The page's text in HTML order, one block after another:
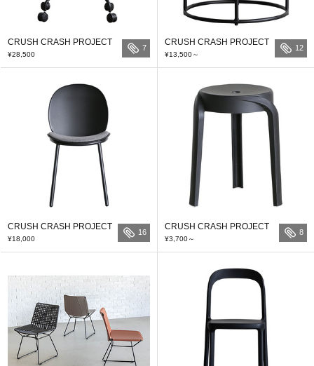
CRUSH CRASH PROJECT
¥28,500
7
CRUSH CRASH PROJECT
¥13,500～
12
CRUSH CRASH PROJECT
¥18,000
16
CRUSH CRASH PROJECT
¥3,700～
8